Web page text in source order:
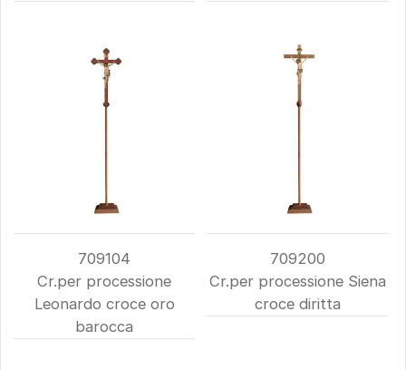
709104
Cr.per processione
Leonardo croce oro
barocca
709200
Cr.per processione Siena
croce diritta